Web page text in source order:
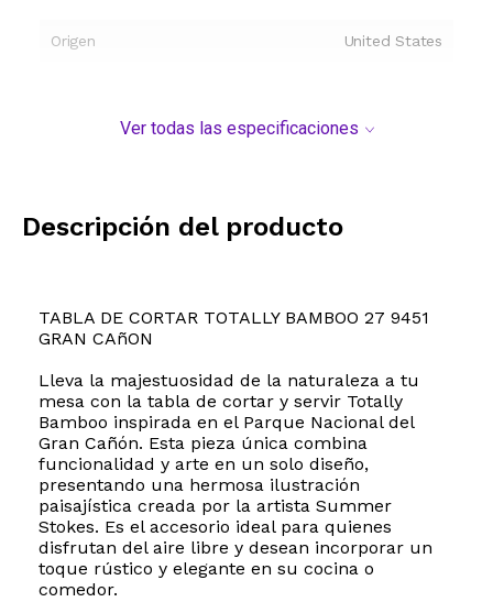
Origen United States
Ver todas las especificaciones
Descripción del producto
TABLA DE CORTAR TOTALLY BAMBOO 27 9451
GRAN CAñON
Lleva la majestuosidad de la naturaleza a tu
mesa con la tabla de cortar y servir Totally
Bamboo inspirada en el Parque Nacional del
Gran Cañón. Esta pieza única combina
funcionalidad y arte en un solo diseño,
presentando una hermosa ilustración
paisajística creada por la artista Summer
Stokes. Es el accesorio ideal para quienes
disfrutan del aire libre y desean incorporar un
toque rústico y elegante en su cocina o
comedor.